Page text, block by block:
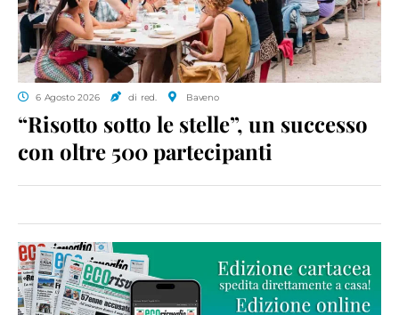
6 Agosto 2026 di red. Baveno
“Risotto sotto le stelle”, un successo
con oltre 500 partecipanti